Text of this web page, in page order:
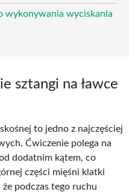
wykonywania wyciskania
sztangi na ławce
to jedno z najczęściej
Ćwiczenie polega na
dodatnim kątem, co
części mięśni klatki
podczas tego ruchu